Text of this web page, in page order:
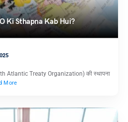
Ki Sthapna Kab Hui?
Atlantic Treaty Organization) की स्थापना
More